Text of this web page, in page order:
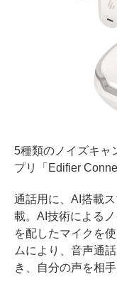
5種類のノイズキャ
プリ「Edifier
通話用に、AI搭載
載。AI技術による
を配したマイクを
ムにより、音声通
き、自分の声を相